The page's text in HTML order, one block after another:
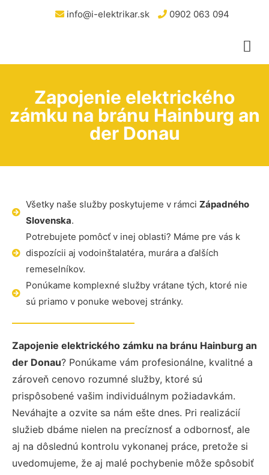
info@i-elektrikar.sk 0902 063 094
Zapojenie elektrického
zámku na bránu Hainburg an
der Donau
Všetky naše služby poskytujeme v rámci Západného
Slovenska.
Potrebujete pomôcť v inej oblasti? Máme pre vás k
dispozícii aj vodoinštalatéra, murára a ďalších
remeselníkov.
Ponúkame komplexné služby vrátane tých, ktoré nie
sú priamo v ponuke webovej stránky.
Zapojenie elektrického zámku na bránu Hainburg an
der Donau? Ponúkame vám profesionálne, kvalitné a
zároveň cenovo rozumné služby, ktoré sú
prispôsobené vašim individuálnym požiadavkám.
Neváhajte a ozvite sa nám ešte dnes. Pri realizácií
služieb dbáme nielen na precíznosť a odbornosť, ale
aj na dôslednú kontrolu vykonanej práce, pretože si
uvedomujeme, že aj malé pochybenie môže spôsobiť